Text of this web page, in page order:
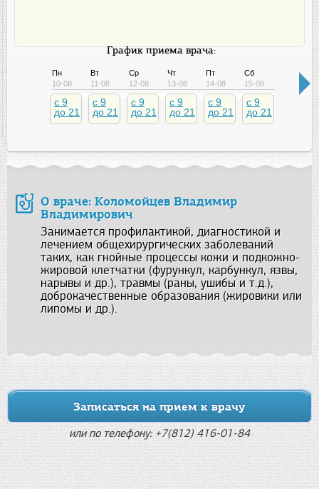
График приема врача:
Пн
10-08
c 9
до 21
Вт
11-08
c 9
до 21
Ср
12-08
c 9
до 21
Чт
13-08
c 9
до 21
Пт
14-08
c 9
до 21
Сб
15-08
c 9
до 21
О враче: Коломойцев Владимир
Владимирович
Занимается профилактикой, диагностикой и
лечением общехирургических заболеваний
таких, как гнойные процессы кожи и подкожно-
жировой клетчатки (фурункул, карбункул, язвы,
нарывы и др.), травмы (раны, ушибы и т.д.),
доброкачественные образования (жировики или
липомы и др.).
Записаться на прием к врачу
или по телефону: +7(812) 416-01-84